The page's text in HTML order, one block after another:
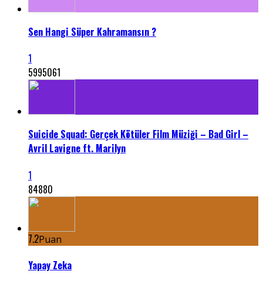
Sen Hangi Süper Kahramansın ?
1
5995061
Suicide Squad: Gerçek Kötüler Film Müziği – Bad Girl –
Avril Lavigne ft. Marilyn
1
84880
7.2Puan
Yapay Zeka